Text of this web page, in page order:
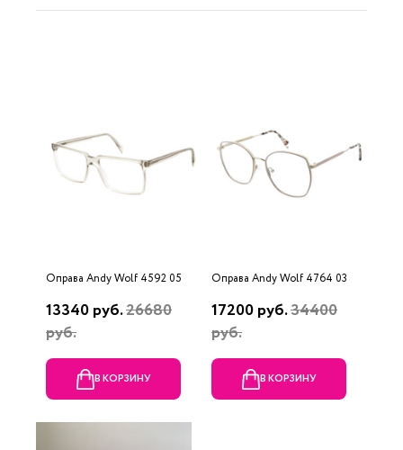
Оправа Andy Wolf 4592 05
13340 руб.26680
руб.
В КОРЗИНУ
Оправа Andy Wolf 4764 03
17200 руб.34400
руб.
В КОРЗИНУ